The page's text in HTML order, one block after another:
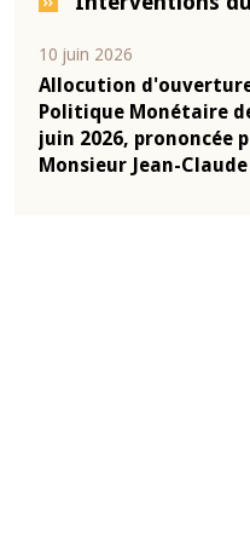
04 mars 2026
Allocution
Politique Monétaire
mars 2026, prononcée
Monsieur Jean-Claude